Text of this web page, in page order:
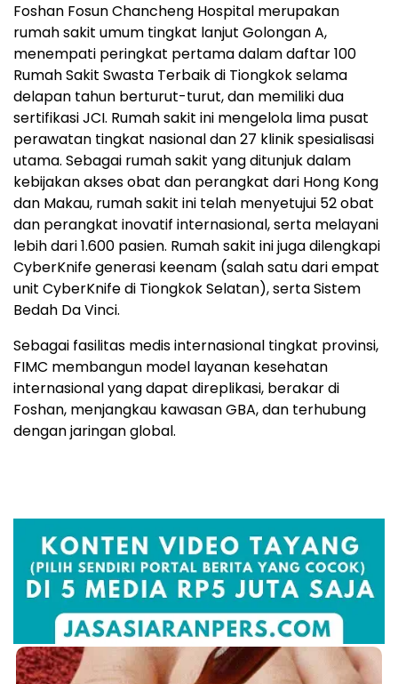
Foshan Fosun Chancheng Hospital merupakan
rumah sakit umum tingkat lanjut Golongan A,
menempati peringkat pertama dalam daftar 100
Rumah Sakit Swasta Terbaik di Tiongkok selama
delapan tahun berturut-turut, dan memiliki dua
sertifikasi JCI. Rumah sakit ini mengelola lima pusat
perawatan tingkat nasional dan 27 klinik spesialisasi
utama. Sebagai rumah sakit yang ditunjuk dalam
kebijakan akses obat dan perangkat dari Hong Kong
dan Makau, rumah sakit ini telah menyetujui 52 obat
dan perangkat inovatif internasional, serta melayani
lebih dari 1.600 pasien. Rumah sakit ini juga dilengkapi
CyberKnife generasi keenam (salah satu dari empat
unit CyberKnife di Tiongkok Selatan), serta Sistem
Bedah Da Vinci.
Sebagai fasilitas medis internasional tingkat provinsi,
FIMC membangun model layanan kesehatan
internasional yang dapat direplikasi, berakar di
Foshan, menjangkau kawasan GBA, dan terhubung
dengan jaringan global.